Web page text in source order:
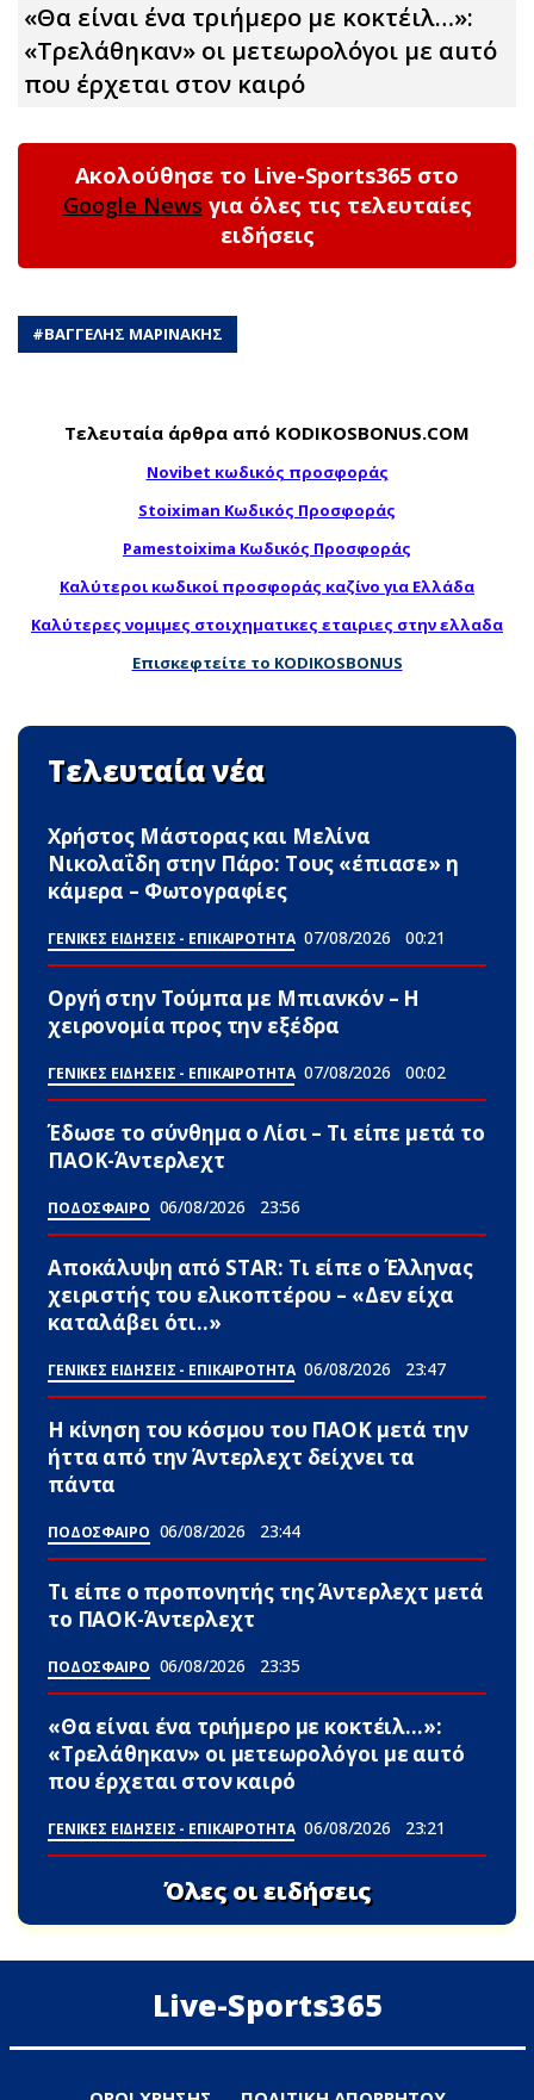
«Θα είναι ένα τριήμερο με κοκτέιλ…»:
«Τρελάθηκαν» οι μετεωρολόγοι με αuτό
που έρχεται στον καιρό
Ακολούθησε το Live-Sports365 στο
Google News για όλες τις τελευταίες
ειδήσεις
#ΒΑΓΓΕΛΗΣ ΜΑΡΙΝΑΚΗΣ
Τελευταία άρθρα από KODIKOSBONUS.COM
Novibet κωδικός προσφοράς
Stoiximan Κωδικός Προσφοράς
Pamestoixima Κωδικός Προσφοράς
Καλύτεροι κωδικοί προσφοράς καζίνο για Ελλάδα
Καλύτερες νομιμες στοιχηματικες εταιριες στην ελλαδα
Επισκεφτείτε το KODIKOSBONUS
Τελευταία νέα
Χρήστος Μάστορας και Μελίνα
Νικολαΐδη στην Πάρο: Τους «έπιασε» η
κάμερα – Φωτογραφίες
ΓΕΝΙΚΕΣ ΕΙΔΗΣΕΙΣ - ΕΠΙΚΑΙΡΟΤΗΤΑ 07/08/2026 00:21
Οργή στην Τούμπα με Μπιανκόν – Η
χειρονομία προς την εξέδρα
ΓΕΝΙΚΕΣ ΕΙΔΗΣΕΙΣ - ΕΠΙΚΑΙΡΟΤΗΤΑ 07/08/2026 00:02
Έδωσε το σύνθημα ο Λίσι – Τι είπε μετά το
ΠΑΟΚ-Άντερλεχτ
ΠΟΔΟΣΦΑΙΡΟ 06/08/2026 23:56
Αποκάλυψη από STAR: Τι είπε ο Έλληνας
χειριστής του ελικοπτέρου – «Δεν είχα
καταλάβει ότι..»
ΓΕΝΙΚΕΣ ΕΙΔΗΣΕΙΣ - ΕΠΙΚΑΙΡΟΤΗΤΑ 06/08/2026 23:47
Η κίνηση του κόσμου του ΠΑΟΚ μετά την
ήττα από την Άντερλεχτ δείχνει τα
πάντα
ΠΟΔΟΣΦΑΙΡΟ 06/08/2026 23:44
Τι είπε ο προπονητής της Άντερλεχτ μετά
το ΠΑΟΚ-Άντερλεχτ
ΠΟΔΟΣΦΑΙΡΟ 06/08/2026 23:35
«Θα είναι ένα τριήμερο με κοκτέιλ…»:
«Τρελάθηκαν» οι μετεωρολόγοι με αuτό
που έρχεται στον καιρό
ΓΕΝΙΚΕΣ ΕΙΔΗΣΕΙΣ - ΕΠΙΚΑΙΡΟΤΗΤΑ 06/08/2026 23:21
Όλες οι ειδήσεις
Live-Sports365